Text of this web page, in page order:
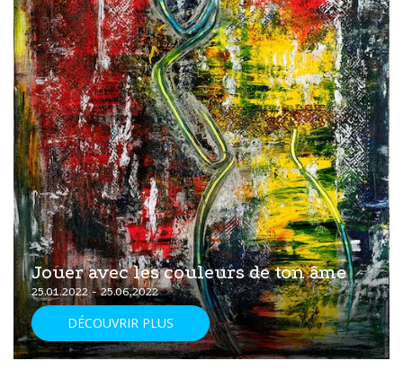
Jouer avec les couleurs de ton âme
25.01.2022 - 25.06.2022
DÉCOUVRIR PLUS